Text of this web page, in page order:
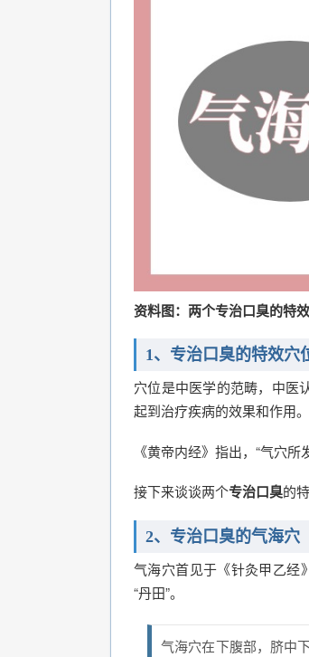
资料图：两个专治口臭的特效
1、专治口臭的特效穴
穴位是中医学的范畴，中医
起到治疗疾病的效果和作用。
《黄帝内经》指出，“气穴所
接下来谈谈两个专治口臭的
2、专治口臭的气海穴
气海穴首见于《针灸甲乙经
“丹田”。
气海穴在下腹部，脐中